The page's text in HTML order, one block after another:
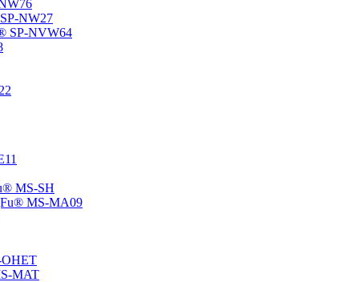
NW27
SP-NVW64
MS-SH
MS-MA09
OHET
MAT